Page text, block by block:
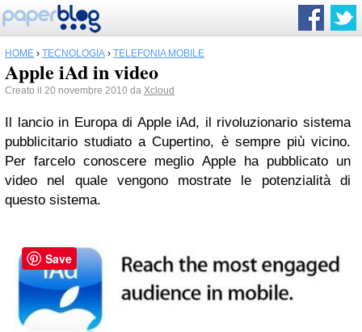
HOME › TECNOLOGIA › TELEFONIA MOBILE
Apple iAd in video
Creato il 20 novembre 2010 da Xcloud
Il lancio in Europa di Apple iAd, il rivoluzionario sistema
pubblicitario studiato a Cupertino, è sempre più vicino.
Per farcelo conoscere meglio Apple ha pubblicato un
video nel quale vengono mostrate le potenzialità di
questo sistema.
Save